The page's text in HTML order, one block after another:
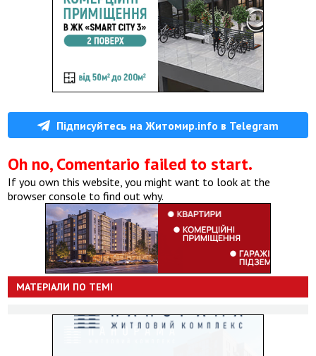
Підписуйтесь на Житомир.info в Telegram
Oh no, Comentario failed to start.
If you own this website, you might want to look at the
browser console to find out why.
МАТЕРІАЛИ ПО ТЕМІ